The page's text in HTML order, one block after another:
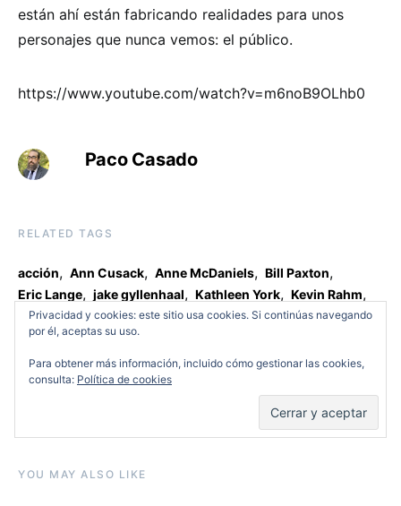
están ahí están fabricando realidades para unos
personajes que nunca vemos: el público.
https://www.youtube.com/watch?v=m6noB9OLhb0
Paco Casado
RELATED TAGS
acción, Ann Cusack, Anne McDaniels, Bill Paxton,
Eric Lange, jake gyllenhaal, Kathleen York, Kevin Rahm,
Los Angeles , martin scorsese Michael Hyatt,
Nightcrawler, pacific rim
YOU MAY ALSO LIKE
Privacidad y cookies: este sitio usa cookies. Si continúas navegando
por él, aceptas su uso.
Para obtener más información, incluido cómo gestionar las cookies,
consulta: Política de cookies